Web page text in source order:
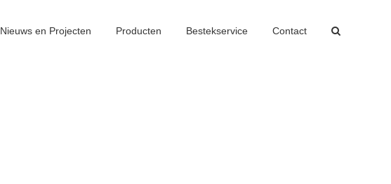
Nieuws en Projecten Producten Bestekservice Contact